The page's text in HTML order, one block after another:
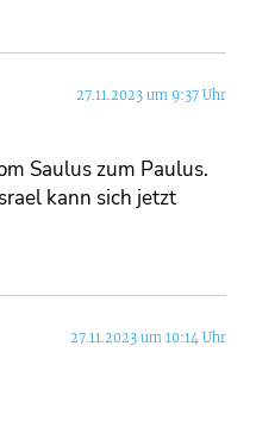
27.11.2023 um 9:37 Uhr
Saulus zum Paulus.
kann sich jetzt
27.11.2023 um 10:14 Uhr